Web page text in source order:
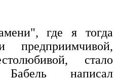
где я тогда
предприимчивой,
стало
написал